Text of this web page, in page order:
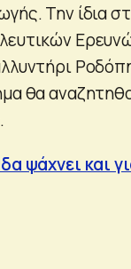
Την ίδια
θα
ψάχνει και